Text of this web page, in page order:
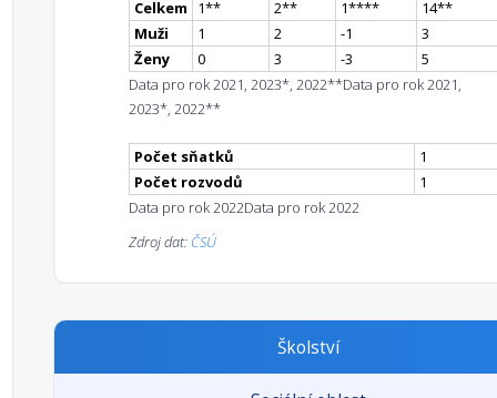
Celkem
1** 2** 1**** 14**
Muži
1 2 -1
3
Ženy
0 3 -3
5
Data pro rok 2021, 2023*, 2022**Data pro rok 2021,
2023*, 2022**
Počet sňatků
1
Počet rozvodů
1
Data pro rok 2022Data pro rok 2022
Zdroj dat: ČSÚ
Školství